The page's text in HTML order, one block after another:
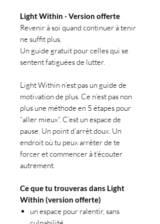
Light Within - Version offerte
Revenir à soi quand continuer à tenir
ne suffit plus.
Un guide gratuit pour celles qui se
sentent fatiguées de lutter.
Light Within n’est pas un guide de
motivation de plus. Ce n’est pas non
plus une méthode en 5 étapes pour
“aller mieux”. C’est un espace de
pause. Un point d’arrêt doux. Un
endroit où tu peux arrêter de te
forcer et commencer à t’écouter
autrement.
Ce que tu trouveras dans Light
Within (version offerte)
un espace pour ralentir, sans